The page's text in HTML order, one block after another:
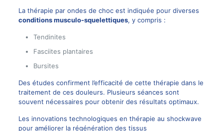
La thérapie par ondes de choc est indiquée pour diverses
conditions musculo-squelettiques, y compris :
Tendinites
Fasciites plantaires
Bursites
Des études confirment l’efficacité de cette thérapie dans le
traitement de ces douleurs. Plusieurs séances sont
souvent nécessaires pour obtenir des résultats optimaux.
Les innovations technologiques en thérapie au shockwave
pour améliorer la régénération des tissus